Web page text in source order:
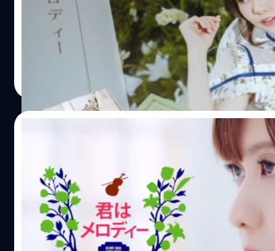
Melody - เธอคือ...เมโลดี้ ผ่านช่องทาง https://
Melody-i.72135979.1371600053 ตั้งแต่วันที่ 1 สิงหาคม
ในวันที่ 28 สิงหาคม 2561 ทั้งนี้ภายใน 4th Single BNK48 -
ด้วย CD เพลง + บัตรเข้าร่วมงานอีเวนท์จับมือ BNK48 4th
Meechok Dechpokasup | 2870 days ago
มาแล้ว Teaser ซิงเกิ้ลที่ 4 ของ BNK48 เพล
หลังจากที่เปิดตัว BNK48 รุ่นที่ 2 พร้อมเปิดตัวซิงเกิ้ลที่ 4 ขอ
ประกาศ ไปเมื่อ 17 ก.ค. 2561 1 เดือนถัดมา 19 ส.ค. 2561 ใ
แฟนคลับด้วยการประกาศ 21 เซ็มบัตสึ ซิงเกิ้ลที่ 4 Kimi wa
เซ็นเตอร์ และมีน้องๆ BNK48 รุ่นที่ 1 และรุ่นที่ 2 ติดเซ็มบัต
PhukKhomBNK48, AomBNK48, CakeBNK48,
Meechok Dechpokasup| 2898 days ago